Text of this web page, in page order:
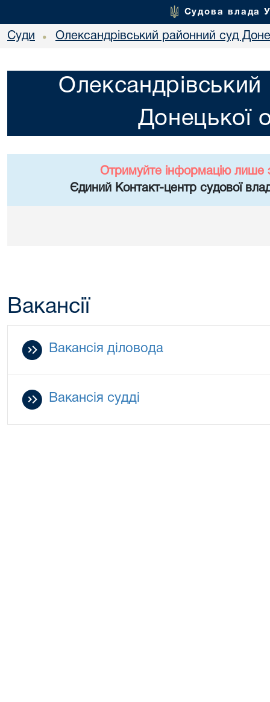
Судова влада
Суди • Олександрівський районний суд
Донецької
Отримуйте інформацію лише
Єдиний Контакт-центр судової
Вакансії
Вакансія діловода
Вакансія судді